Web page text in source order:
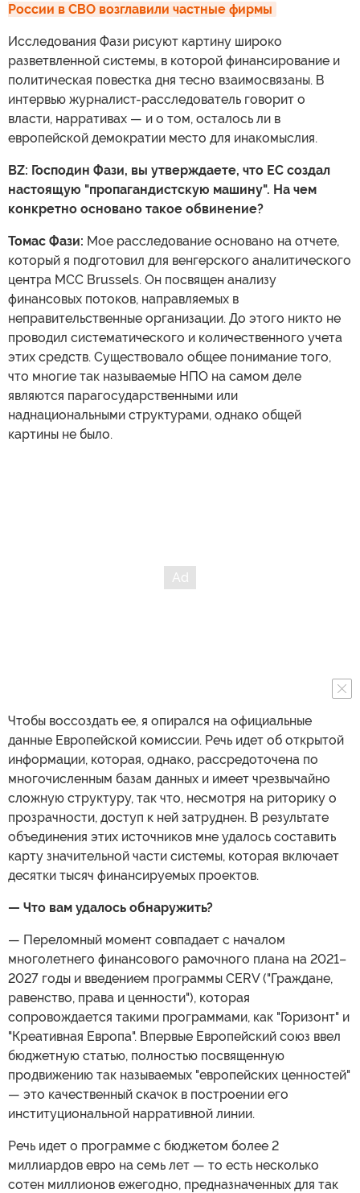
России в СВО возглавили частные фирмы
Исследования Фази рисуют картину широко
разветвленной системы, в которой финансирование и
политическая повестка дня тесно взаимосвязаны. В
интервью журналист-расследователь говорит о
власти, нарративах — и о том, осталось ли в
европейской демократии место для инакомыслия.
BZ: Господин Фази, вы утверждаете, что ЕС создал
настоящую "пропагандистскую машину". На чем
конкретно основано такое обвинение?
Томас Фази: Мое расследование основано на отчете,
который я подготовил для венгерского аналитического
центра MCC Brussels. Он посвящен анализу
финансовых потоков, направляемых в
неправительственные организации. До этого никто не
проводил систематического и количественного учета
этих средств. Существовало общее понимание того,
что многие так называемые НПО на самом деле
являются парагосударственными или
наднациональными структурами, однако общей
картины не было.
Чтобы воссоздать ее, я опирался на официальные
данные Европейской комиссии. Речь идет об открытой
информации, которая, однако, рассредоточена по
многочисленным базам данных и имеет чрезвычайно
сложную структуру, так что, несмотря на риторику о
прозрачности, доступ к ней затруднен. В результате
объединения этих источников мне удалось составить
карту значительной части системы, которая включает
десятки тысяч финансируемых проектов.
— Что вам удалось обнаружить?
— Переломный момент совпадает с началом
многолетнего финансового рамочного плана на 2021–
2027 годы и введением программы CERV ("Граждане,
равенство, права и ценности"), которая
сопровождается такими программами, как "Горизонт" и
"Креативная Европа". Впервые Европейский союз ввел
бюджетную статью, полностью посвященную
продвижению так называемых "европейских ценностей"
— это качественный скачок в построении его
институциональной нарративной линии.
Речь идет о программе с бюджетом более 2
миллиардов евро на семь лет — то есть несколько
сотен миллионов ежегодно, предназначенных для так